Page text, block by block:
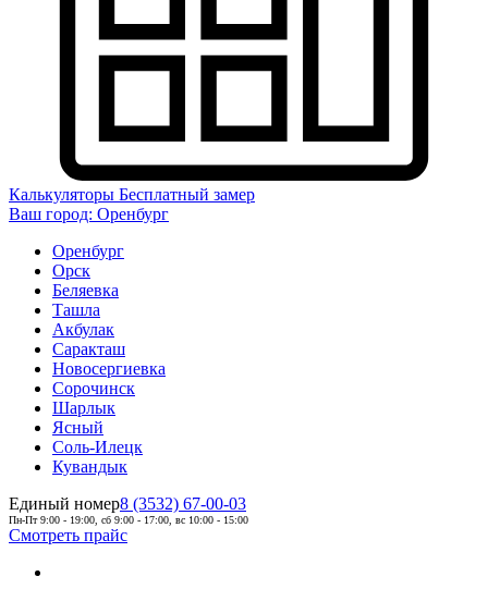
Калькуляторы Бесплатный замер
Ваш город: Оренбург
Оренбург
Орск
Беляевка
Ташла
Акбулак
Саракташ
Новосергиевка
Сорочинск
Шарлык
Ясный
Соль-Илецк
Кувандык
Единый номер8 (3532) 67-00-03
Пн-Пт 9:00 - 19:00, сб 9:00 - 17:00, вс 10:00 - 15:00
Смотреть прайс